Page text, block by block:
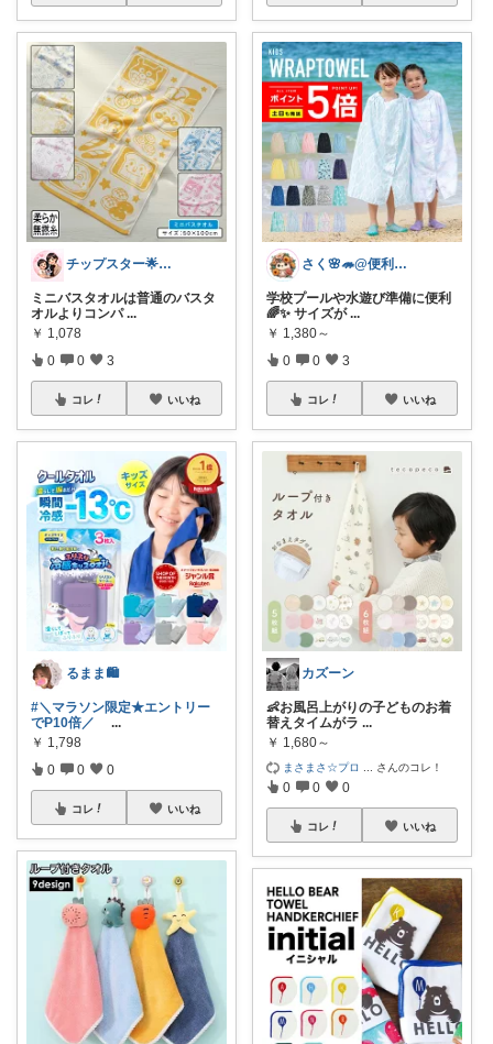
チップスター🌟8月もよろしく😎🌻
ミニバスタオルは普通のバスタ
オルよりコンパ ...
￥ 1,078
0 0 3
コレ いいね
るまま🛍️
#＼マラソン限定★エントリー
でP10倍／
...
￥ 1,798
0 0 0
コレ いいね
さく🌸🦔@便利でかわいいを探す旅
学校プールや水遊び準備に便利
🌈✨ サイズが ...
￥ 1,380～
0 0 3
コレ いいね
カズーン
👶お風呂上がりの子どものお着
替えタイムがラ ...
￥ 1,680～
まさまさ☆プロ さんのコレ！
0 0 0
コレ いいね